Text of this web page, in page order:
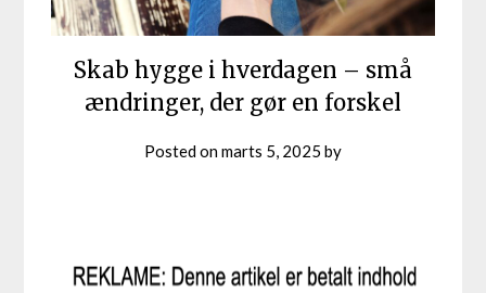
Skab hygge i hverdagen – små
ændringer, der gør en forskel
Posted onmarts 5, 2025 by